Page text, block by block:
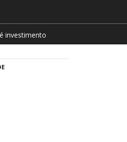
investimento